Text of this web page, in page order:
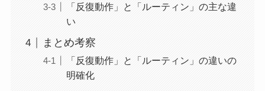
「反復動作」と「ルーティン」の主な違
い
まとめ考察
「反復動作」と「ルーティン」の違いの
明確化